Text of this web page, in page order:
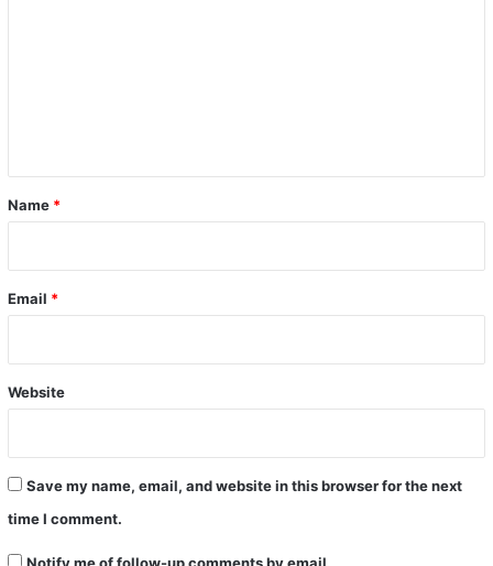
*
Name *
Email *
Website
Save my name, email, and website in this browser for the next
time I comment.
Notify me of follow-up comments by email.